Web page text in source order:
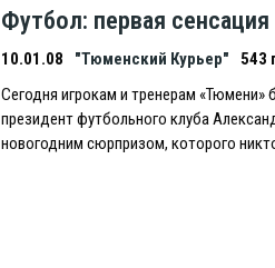
Футбол: первая сенсация
10.01.08 "Тюменский Курьер"
543
Сегодня игрокам и тренерам «Тюмени»
президент футбольного клуба
новогодним сюрпризом, которого